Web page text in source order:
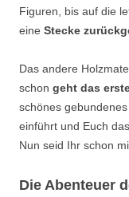
Figuren, bis auf die
eine Stecke
Das andere
schon geht das
schönes
einführt und Euch
Nun seid Ihr schon
Die Abenteuer